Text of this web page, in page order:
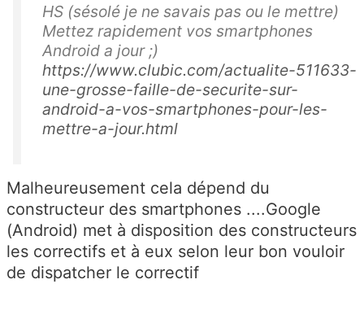
HS (sésolé je ne savais pas ou le mettre)
Mettez rapidement vos smartphones
Android a jour ;)
https://www.clubic.com/actualite-511633-
une-grosse-faille-de-securite-sur-
android-a-vos-smartphones-pour-les-
mettre-a-jour.html
Malheureusement cela dépend du
constructeur des smartphones ....Google
(Android) met à disposition des constructeurs
les correctifs et à eux selon leur bon vouloir
de dispatcher le correctif